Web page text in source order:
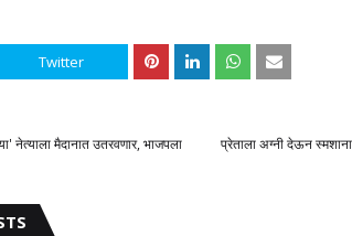
Twitter
प्रेताला अग्नी देऊन
नेत्याला मैदानात उतरवणार, भाजपला